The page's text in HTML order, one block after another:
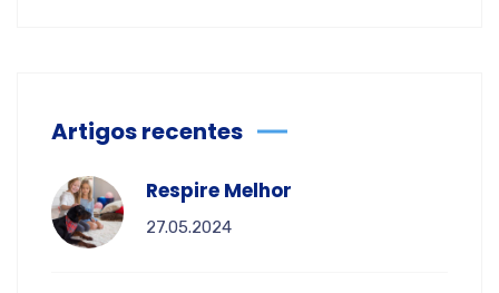
Artigos recentes
Respire Melhor
27.05.2024